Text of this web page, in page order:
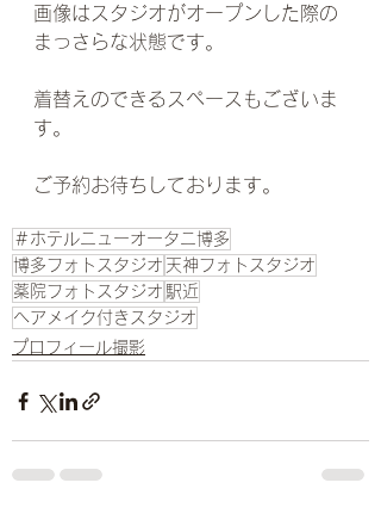
画像はスタジオがオープンした際の
まっさらな状態です。
着替えのできるスペースもございま
す。
ご予約お待ちしております。
＃ホテルニューオータニ博多
博多フォトスタジオ 天神フォトスタジオ
薬院フォトスタジオ 駅近
ヘアメイク付きスタジオ
プロフィール撮影